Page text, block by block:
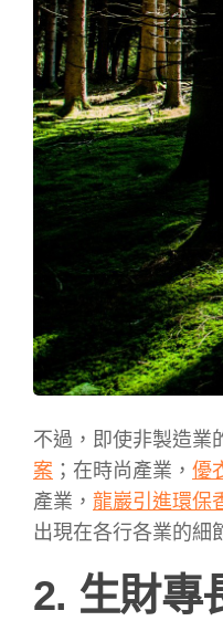
不過，即使非製造業
案 ；在時尚產業， 優
產業， 龍巖引進環保
出現在各行各業的細
2. 生財專